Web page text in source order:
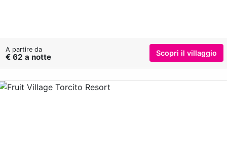
A partire da
€ 62 a notte Scopri il villaggio